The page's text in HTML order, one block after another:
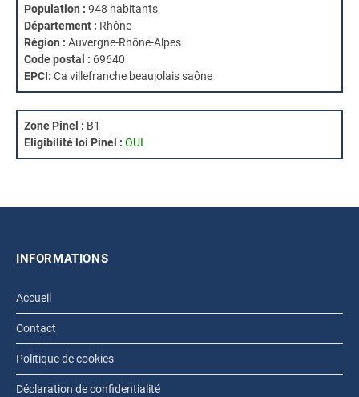
Population : 948 habitants
Département : Rhône
Région : Auvergne-Rhône-Alpes
Code postal : 69640
EPCI: Ca villefranche beaujolais saône
Zone Pinel : B1
Eligibilité loi Pinel : OUI
INFORMATIONS
Accueil
Contact
Politique de cookies
Déclaration de confidentialité